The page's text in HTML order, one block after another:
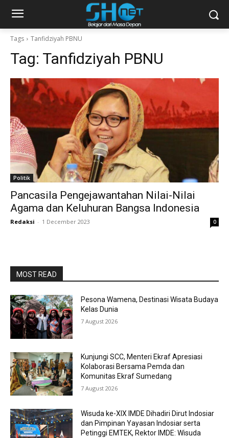
Tags Tanfidziyah PBNU
Tag: Tanfidziyah PBNU
Politik
Pancasila Pengejawantahan Nilai-Nilai
Agama dan Keluhuran Bangsa Indonesia
Redaksi - 1 December 2023 0
MOST READ
Pesona Wamena, Destinasi Wisata Budaya
Kelas Dunia
7 August 2026
Kunjungi SCC, Menteri Ekraf Apresiasi
Kolaborasi Bersama Pemda dan
Komunitas Ekraf Sumedang
7 August 2026
Wisuda ke-XIX IMDE Dihadiri Dirut Indosiar
dan Pimpinan Yayasan Indosiar serta
Petinggi EMTEK, Rektor IMDE: Wisuda